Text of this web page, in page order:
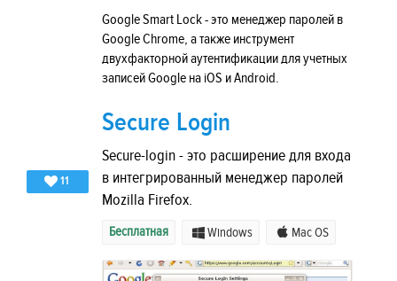
Google Smart Lock - это менеджер паролей в
Google Chrome, а также инструмент
двухфакторной аутентификации для учетных
записей Google на iOS и Android.
11
Secure Login
Secure-login - это расширение для входа
в интегрированный менеджер паролей
Mozilla Firefox.
Бесплатная Windows Mac OS